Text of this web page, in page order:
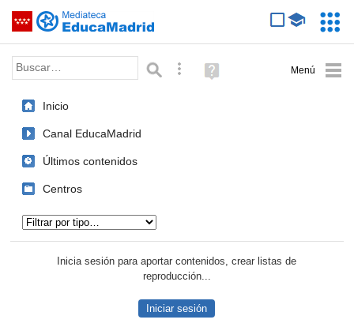
Saltar navegación
Palabra o frase: Búsqueda avanzada
Ayuda
(en
Inicio
Canal EducaMadrid
Últimos contenidos
Centros
Inicia sesión para aportar contenidos, crear listas de
reproducción...
Iniciar sesión